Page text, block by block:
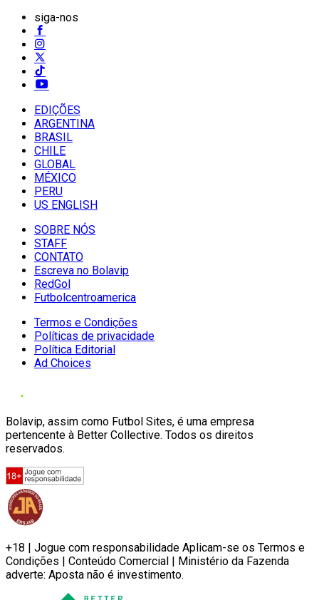
siga-nos
EDIÇÕES
ARGENTINA
BRASIL
CHILE
GLOBAL
MÉXICO
PERU
US ENGLISH
SOBRE NÓS
STAFF
CONTATO
Escreva no Bolavip
RedGol
Futbolcentroamerica
Termos e Condições
Políticas de privacidade
Política Editorial
Ad Choices
Bolavip, assim como Futbol Sites, é uma empresa
pertencente à Better Collective. Todos os direitos
reservados.
+18 | Jogue com responsabilidade Aplicam-se os Termos e
Condições | Conteúdo Comercial | Ministério da Fazenda
adverte: Aposta não é investimento.